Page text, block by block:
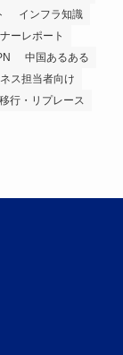
インフラ知識
ーレポート
中国あるある
ス担当者向け
移行・リプレース